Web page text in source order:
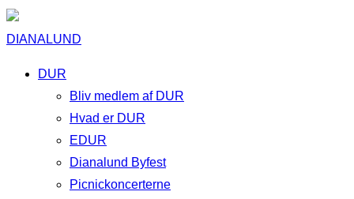
DIANALUND
DUR
Bliv medlem af DUR
Hvad er DUR
EDUR
Dianalund Byfest
Picnickoncerterne